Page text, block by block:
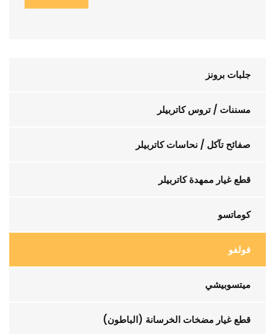
جلبات برونز
مسننات / تروس كاتربيلر
صفائح تآكل / نحاسات كاتربيلر
قطع غيار ممهدة كاتربيلر
كوماتسو
فولفو
ميتسوبيشي
قطع غيار مضخات الخرسانة (الباطون)